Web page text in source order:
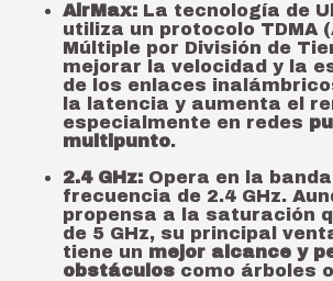
AirMax:La tecnología de
utiliza un protocolo TDMA
Múltiple por División de
mejorar la velocidad y la
de los enlaces
la latencia y aumenta el
especialmente en redes
multipunto.
2.4 GHz:Opera en la
frecuencia de 2.4 GHz.
propensa a la saturación
de 5 GHz, su principal
tiene un mejor alcance y
obstáculoscomo árboles